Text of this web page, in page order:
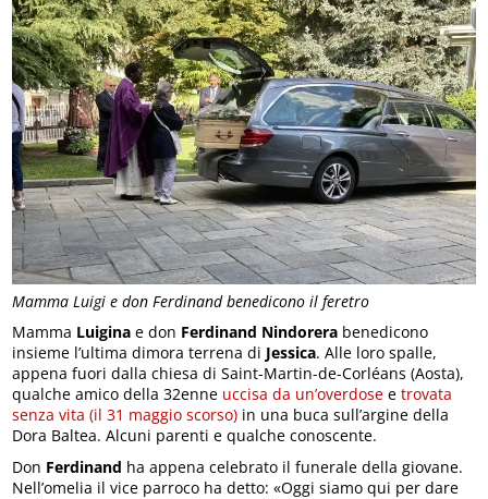
Mamma Luigi e don Ferdinand benedicono il feretro
Mamma Luiginae don Ferdinand Nindorera benedicono
insieme l’ultima dimora terrena di Jessica. Alle loro spalle,
appena fuori dalla chiesa di Saint-Martin-de-Corléans (Aosta),
qualche amico della 32enne uccisa da un’overdose etrovata
senza vita (il 31 maggio scorso) in una buca sull’argine della
Dora Baltea. Alcuni parenti e qualche conoscente.
Don Ferdinand ha appena celebrato il funerale della giovane.
Nell’omelia il vice parroco ha detto: «Oggi siamo qui per dare